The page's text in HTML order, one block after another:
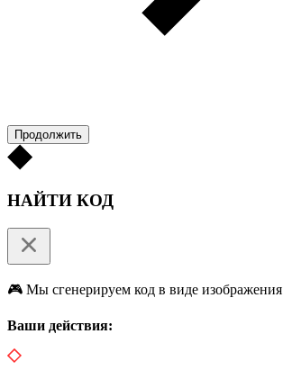
Продолжить
НАЙТИ КОД
🎮 Мы сгенерируем код в виде изображения
Ваши действия: